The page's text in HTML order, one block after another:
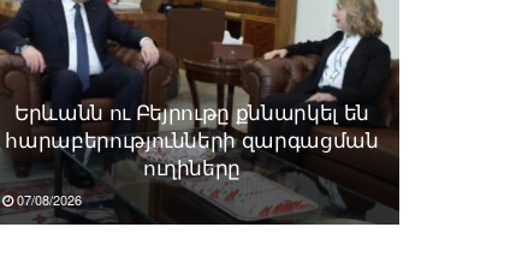
Երևանն ու Բեյրութը քննարկել են
հարաբերությունների զարգացման
ուղիները
07/08/2026